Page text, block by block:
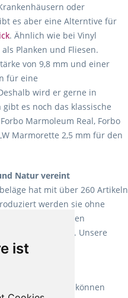
ist
oder
es aber eine Alterntive für
. Ähnlich wie bei Vinyl
Planken und Fliesen.
von 9,8 mm und einer
für eine
wird er gerne in
es noch das klassische
Marmoleum Real, Forbo
Marmorette 2,5 mm für den
Natur vereint
hat mit über 260 Artikeln
werden sie ohne
allen verfügbaren
attraktiv. Unsere
XXL.
lange vor. Sie können